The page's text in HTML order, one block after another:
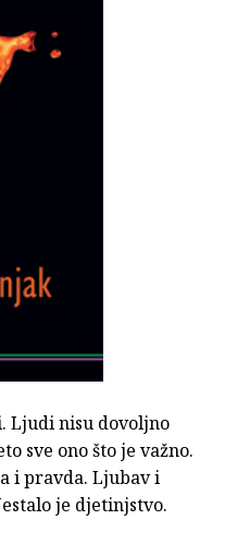
Ljudi nisu dovoljno
sve ono što je važno.
i pravda. Ljubav i
je djetinjstvo.